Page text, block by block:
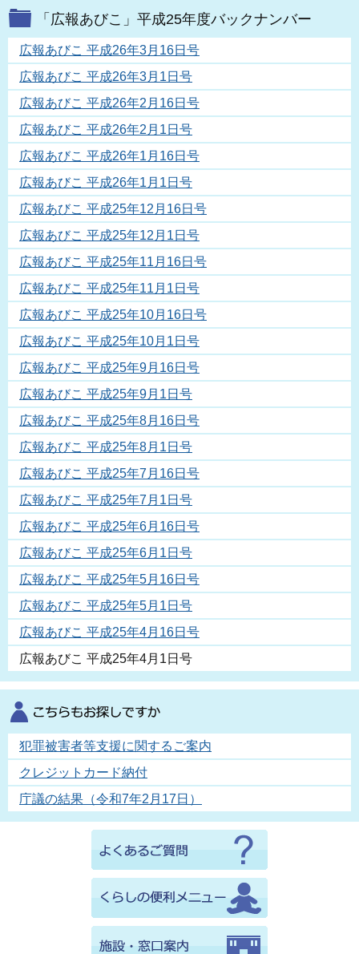
「広報あびこ」平成25年度バックナンバー
広報あびこ 平成26年3月16日号
広報あびこ 平成26年3月1日号
広報あびこ 平成26年2月16日号
広報あびこ 平成26年2月1日号
広報あびこ 平成26年1月16日号
広報あびこ 平成26年1月1日号
広報あびこ 平成25年12月16日号
広報あびこ 平成25年12月1日号
広報あびこ 平成25年11月16日号
広報あびこ 平成25年11月1日号
広報あびこ 平成25年10月16日号
広報あびこ 平成25年10月1日号
広報あびこ 平成25年9月16日号
広報あびこ 平成25年9月1日号
広報あびこ 平成25年8月16日号
広報あびこ 平成25年8月1日号
広報あびこ 平成25年7月16日号
広報あびこ 平成25年7月1日号
広報あびこ 平成25年6月16日号
広報あびこ 平成25年6月1日号
広報あびこ 平成25年5月16日号
広報あびこ 平成25年5月1日号
広報あびこ 平成25年4月16日号
広報あびこ 平成25年4月1日号
犯罪被害者等支援に関するご案内
クレジットカード納付
庁議の結果（令和7年2月17日）